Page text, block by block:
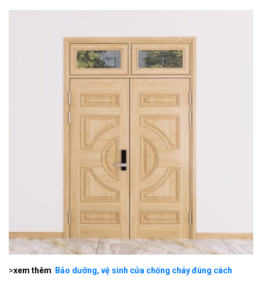
>xem thêm Bảo dưỡng, vệ sinh cửa chống cháy đúng cách